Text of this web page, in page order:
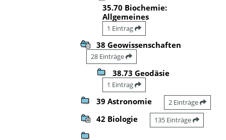
35.70 Biochemie:
Allgemeines
1 Eintrag
38 Geowissenschaften
28 Einträge
38.73 Geodäsie
1 Eintrag
39 Astronomie 2 Einträge
42 Biologie 135 Einträge